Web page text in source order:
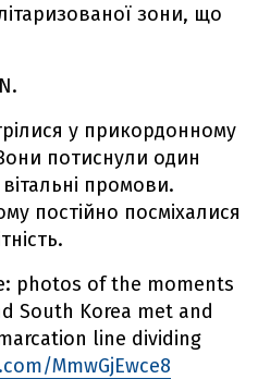
зони, що
у прикордонному
потиснули один
промови.
постійно посміхалися
photos of the moments
South Korea met and
line dividing
MmwGjEwce8